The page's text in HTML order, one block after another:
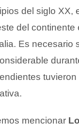
del siglo XX,
del
Es necesario
mencionar